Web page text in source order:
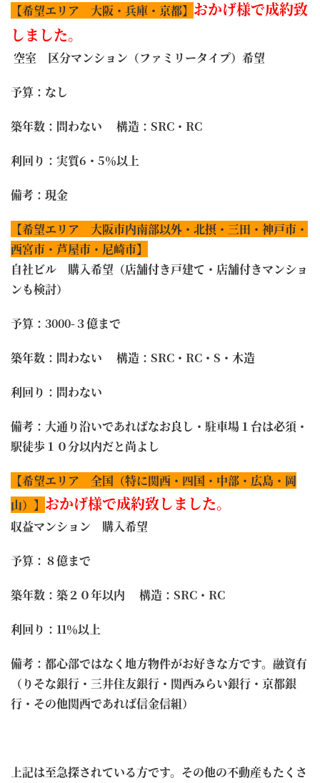
【希望エリア 大阪・兵庫・京都】 おかげ様で成約致
しました。
空室 区分マンション（ファミリータイプ）希望
予算：なし
築年数：問わない 構造：SRC・RC
利回り：実質6・5％以上
備考：現金
【希望エリア 大阪市内南部以外・北摂・三田・神戸市・
西宮市・芦屋市・尼崎市】
自社ビル 購入希望（店舗付き戸建て・店舗付きマンショ
ンも検討）
予算：3000-３億まで
築年数：問わない 構造：SRC・RC・S・木造
利回り：問わない
備考：大通り沿いであればなお良し・駐車場１台は必須・
駅徒歩１０分以内だと尚よし
【希望エリア 全国（特に関西・四国・中部・広島・岡
山）】 おかげ様で成約致しました。
収益マンション 購入希望
予算：８億まで
築年数：築２０年以内 構造：SRC・RC
利回り：11％以上
備考：都心部ではなく地方物件がお好きな方です。融資有
（りそな銀行・三井住友銀行・関西みらい銀行・京都銀
行・その他関西であれば信金信組）
上記は至急探されている方です。その他の不動産もたくさ